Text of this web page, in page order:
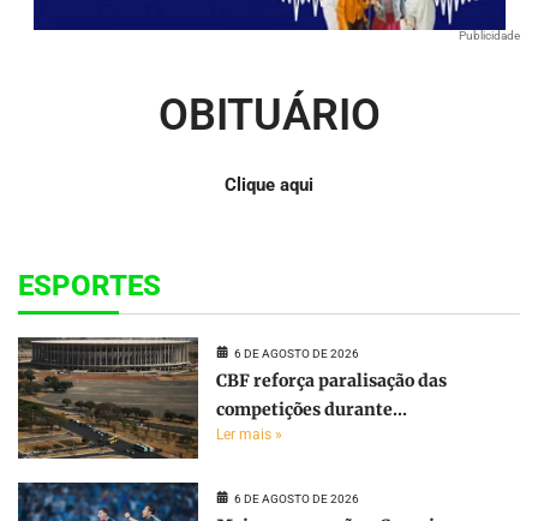
Publicidade
OBITUÁRIO
Clique aqui
ESPORTES
6 DE AGOSTO DE 2026
CBF reforça paralisação das
competições durante...
Ler mais »
6 DE AGOSTO DE 2026